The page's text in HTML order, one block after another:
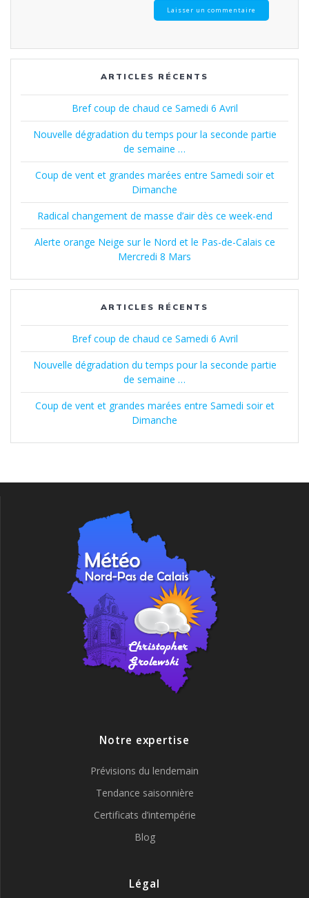
ARTICLES RÉCENTS
Bref coup de chaud ce Samedi 6 Avril
Nouvelle dégradation du temps pour la seconde partie
de semaine …
Coup de vent et grandes marées entre Samedi soir et
Dimanche
Radical changement de masse d’air dès ce week-end
Alerte orange Neige sur le Nord et le Pas-de-Calais ce
Mercredi 8 Mars
ARTICLES RÉCENTS
Bref coup de chaud ce Samedi 6 Avril
Nouvelle dégradation du temps pour la seconde partie
de semaine …
Coup de vent et grandes marées entre Samedi soir et
Dimanche
Notre expertise
Prévisions du lendemain
Tendance saisonnière
Certificats d’intempérie
Blog
Légal